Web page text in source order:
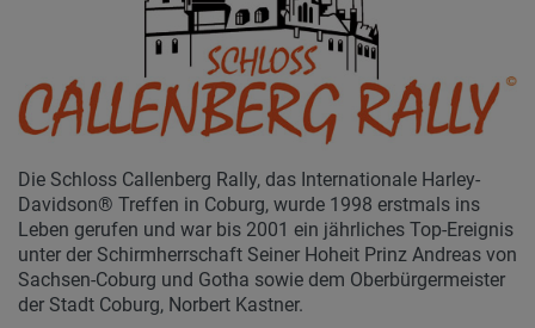
Die Schloss Callenberg Rally, das Internationale Harley-
Davidson® Treffen in Coburg, wurde 1998 erstmals ins
Leben gerufen und war bis 2001 ein jährliches Top-Ereignis
unter der Schirmherrschaft Seiner Hoheit Prinz Andreas von
Sachsen-Coburg und Gotha sowie dem Oberbürgermeister
der Stadt Coburg, Norbert Kastner.